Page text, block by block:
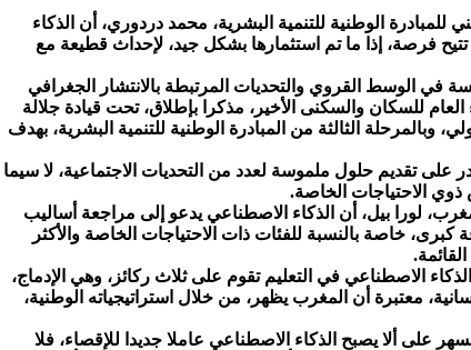
للمبادرة الوطنية للتنمية البشرية، محمد دردوري، أن الذكاء
تتيح فرصة، إذا ما تم استثمارها بشكل جيد، لإحداث قطيعة مع
في الوسط القروي والتحديات المرتبطة بالانتشار الجغرافي
للسكان والسكنى الأخير، مذكرا بإطلاق، تحت قيادة جلالة
وبالمرحلة الثالثة من المبادرة الوطنية للتنمية البشرية، بهدف
على تقديم حلول ملموسة لعدد من التحديات الاجتماعية، لا سيما
الاحتياجات الخاصة.
لورا بيل، أن الذكاء الاصطناعي يدعو إلى مراجعة أساليب
كبرى، خاصة بالنسبة للفئات ذات الاحتياجات الخاصة والأكثر
الاصطناعي في التعليم تقوم على ثلاث ركائز، وهي الإدماج،
معتبرة أن المغرب يظهر، من خلال استراتيجياته الوطنية،
على ألا يصبح الذكاء الاصطناعي عاملا جديدا للإقصاء، فلا